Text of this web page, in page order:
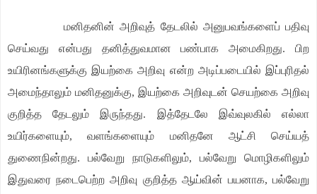
மனிதனின் அறிவுத் தேடலில் அனுபவங்களைப் பதிவு
செய்வது என்பது தனித்துவமான பண்பாக அமைகிறது. பிற
உயிரினங்களுக்கு இயற்கை அறிவு என்ற அடிப்படையில் இப்புரிதல்
அமைந்தாலும் மனிதனுக்கு, இயற்கை அறிவுடன் செயற்கை அறிவு
குறித்த தேடலும் இருந்தது. இத்தேடலே இவ்வுலகில் எல்லா
உயிர்களையும், வளங்களையும் மனிதனே ஆட்சி செய்யத்
துணைநின்றது. பல்வேறு நாடுகளிலும், பல்வேறு மொழிகளிலும்
இதுவரை நடைபெற்ற அறிவு குறித்த ஆய்வின் பயனாக, பல்வேறு